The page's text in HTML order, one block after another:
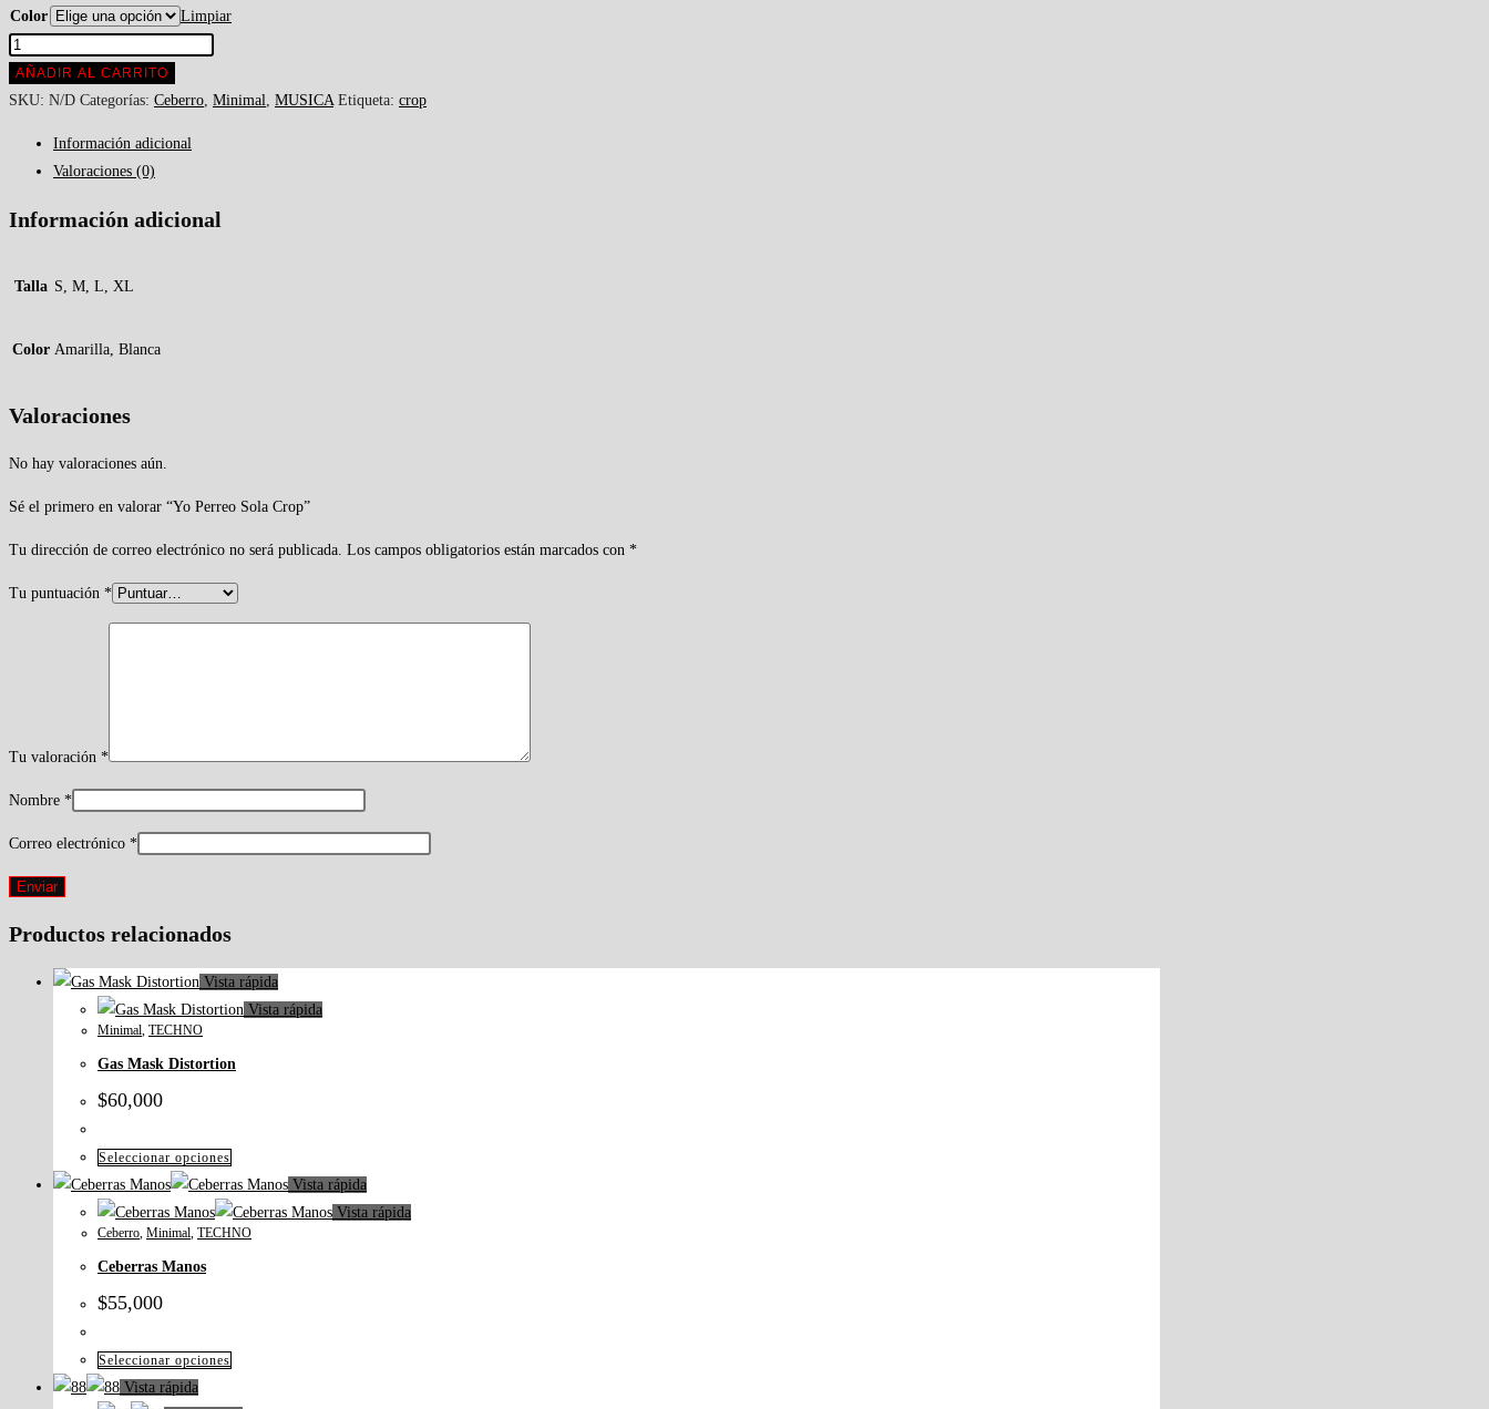
Color
Limpiar
AÑADIR AL CARRITO
SKU: N/D Categorías: Ceberro, Minimal, MUSICA Etiqueta: crop
Información adicional
Valoraciones (0)
Información adicional
Talla S, M, L, XL
Color Amarilla, Blanca
Valoraciones
No hay valoraciones aún.
Sé el primero en valorar “Yo Perreo Sola Crop”
Tu dirección de correo electrónico no será publicada. Los campos obligatorios están marcados con *
Tu puntuación *
Tu valoración *
Nombre *
Correo electrónico *
Productos relacionados
Vista rápida
Vista rápida
Minimal, TECHNO
Gas Mask Distortion
$60,000
Seleccionar opciones
Vista rápida
Vista rápida
Ceberro, Minimal, TECHNO
Ceberras Manos
$55,000
Seleccionar opciones
Vista rápida